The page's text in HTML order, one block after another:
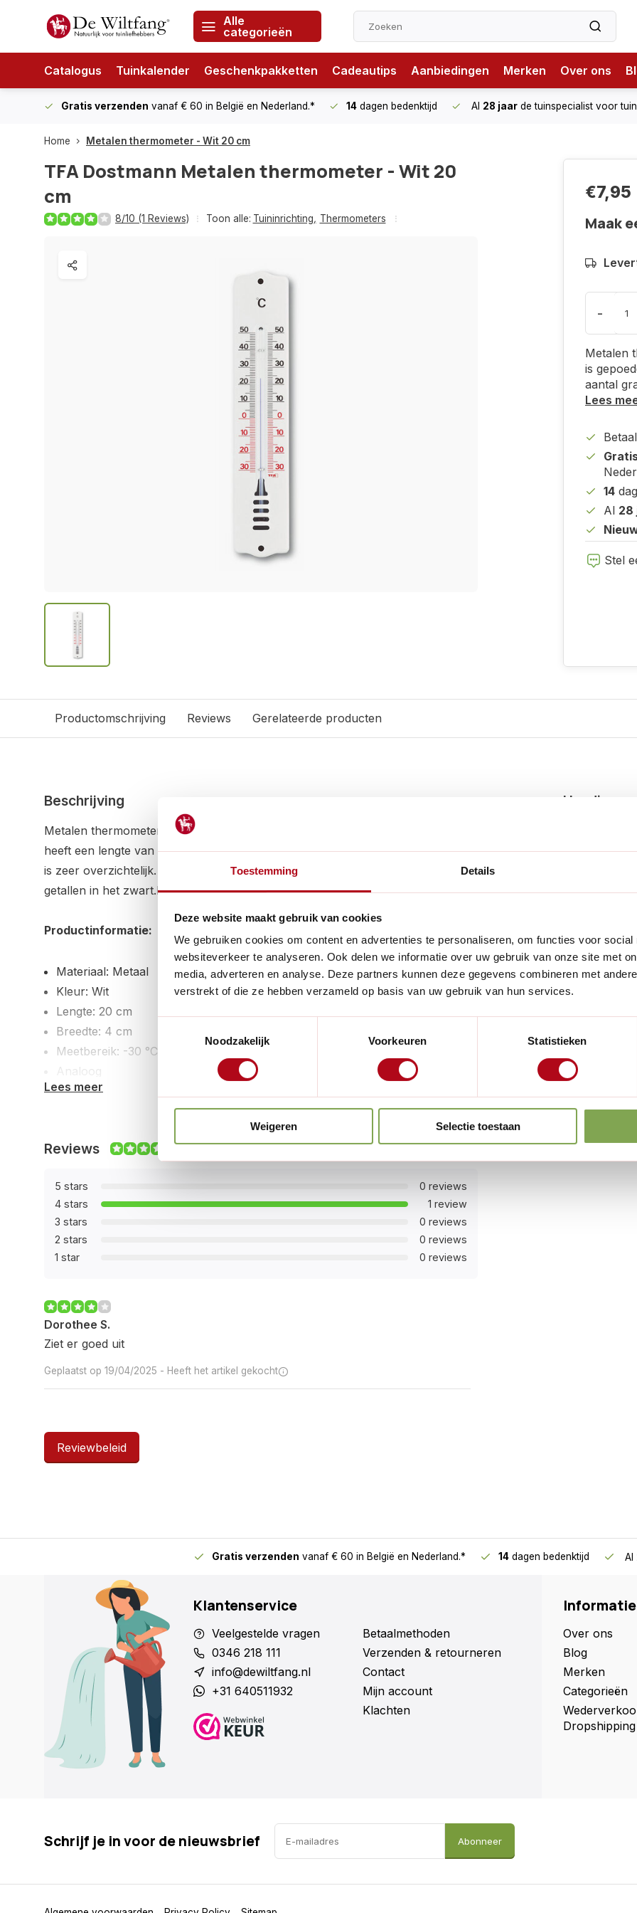
Toestemming Details
Deze website maakt gebruik van cookies
We gebruiken cookies om content en advertenties te personaliseren, om functies voor social
websiteverkeer te analyseren. Ook delen we informatie over uw gebruik van onze site met
media, adverteren en analyse. Deze partners kunnen deze gegevens combineren met
verstrekt of die ze hebben verzameld op basis van uw gebruik van hun services.
Noodzakelijk
Voorkeuren Statistieken
Weigeren Selectie toestaan
Alle
categorieën
Catalogus Tuinkalender Geschenkpakketten Cadeautips Aanbiedingen Merken Over ons
Gratis verzenden vanaf € 60 in België en Nederland.* 14 dagen bedenktijd Al 28 jaar de tuinspecialist voor
Home Metalen thermometer - Wit 20 cm
TFA Dostmann Metalen thermometer - Wit 20
cm
8/10 (1 Reviews) Toon alle: Tuininrichting, Thermometers
€7,95
Maak
-
Metalen
is
aantal
Lees
14
Al 28
Stel
Productomschrijving Reviews Gerelateerde producten
Beschrijving
Metalen thermometer in de kleur wit. Deze thermometer is gepoedercoat en
heeft een lengte van 20 cm. Het aantal graden worden aangeduid is Celsius en
is zeer overzichtelijk. De min getallen worden in het rood aangeduid en de plus
getallen in het zwart.Eenvoudig, maar functioneel!
Productinformatie:
Materiaal: Metaal
Kleur: Wit
Lengte: 20 cm
Breedte: 4 cm
Meetbereik: -30 °C tot 50 °C
Analoog
Merk: TFA Dostmann
Lees meer
Reviews 8/10
5 stars
0 reviews
4 stars
1 review
3 stars
0 reviews
2 stars
0 reviews
1 star
0 reviews
Dorothee S.
Ziet er goed uit
Geplaatst op 19/04/2025 - Heeft het artikel gekocht
Reviewbeleid
Handig
Gratis verzenden vanaf € 60 in België en Nederland.* 14 dagen bedenktijd Al
Klantenservice
Veelgestelde vragen
0346 218 111
info@dewiltfang.nl
+31 640511932
Betaalmethoden
Verzenden & retourneren
Contact
Mijn account
Klachten
Informatie
Over ons
Blog
Merken
Categorieën
Dropshipping
Schrijf je in voor de nieuwsbrief Abonneer